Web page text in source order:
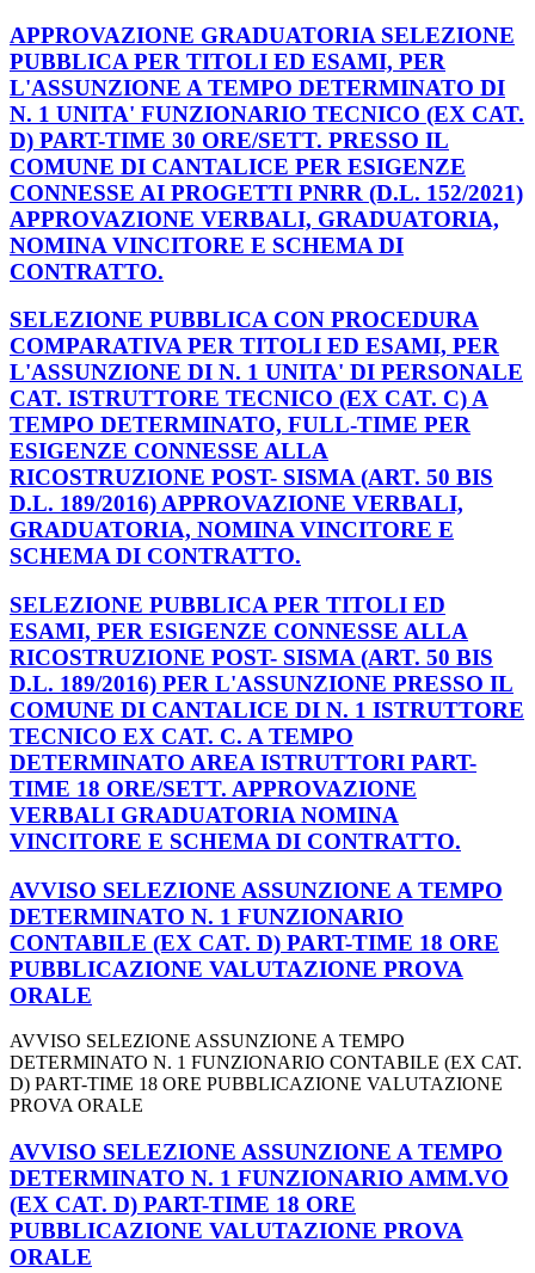
APPROVAZIONE GRADUATORIA SELEZIONE
PUBBLICA PER TITOLI ED ESAMI, PER
L'ASSUNZIONE A TEMPO DETERMINATO DI
N. 1 UNITA' FUNZIONARIO TECNICO (EX CAT.
D) PART-TIME 30 ORE/SETT. PRESSO IL
COMUNE DI CANTALICE PER ESIGENZE
CONNESSE AI PROGETTI PNRR (D.L. 152/2021)
APPROVAZIONE VERBALI, GRADUATORIA,
NOMINA VINCITORE E SCHEMA DI
CONTRATTO.
SELEZIONE PUBBLICA CON PROCEDURA
COMPARATIVA PER TITOLI ED ESAMI, PER
L'ASSUNZIONE DI N. 1 UNITA' DI PERSONALE
CAT. ISTRUTTORE TECNICO (EX CAT. C) A
TEMPO DETERMINATO, FULL-TIME PER
ESIGENZE CONNESSE ALLA
RICOSTRUZIONE POST- SISMA (ART. 50 BIS
D.L. 189/2016) APPROVAZIONE VERBALI,
GRADUATORIA, NOMINA VINCITORE E
SCHEMA DI CONTRATTO.
SELEZIONE PUBBLICA PER TITOLI ED
ESAMI, PER ESIGENZE CONNESSE ALLA
RICOSTRUZIONE POST- SISMA (ART. 50 BIS
D.L. 189/2016) PER L'ASSUNZIONE PRESSO IL
COMUNE DI CANTALICE DI N. 1 ISTRUTTORE
TECNICO EX CAT. C. A TEMPO
DETERMINATO AREA ISTRUTTORI PART-
TIME 18 ORE/SETT. APPROVAZIONE
VERBALI GRADUATORIA NOMINA
VINCITORE E SCHEMA DI CONTRATTO.
AVVISO SELEZIONE ASSUNZIONE A TEMPO
DETERMINATO N. 1 FUNZIONARIO
CONTABILE (EX CAT. D) PART-TIME 18 ORE
PUBBLICAZIONE VALUTAZIONE PROVA
ORALE
AVVISO SELEZIONE ASSUNZIONE A TEMPO
DETERMINATO N. 1 FUNZIONARIO CONTABILE (EX CAT.
D) PART-TIME 18 ORE PUBBLICAZIONE VALUTAZIONE
PROVA ORALE
AVVISO SELEZIONE ASSUNZIONE A TEMPO
DETERMINATO N. 1 FUNZIONARIO AMM.VO
(EX CAT. D) PART-TIME 18 ORE
PUBBLICAZIONE VALUTAZIONE PROVA
ORALE